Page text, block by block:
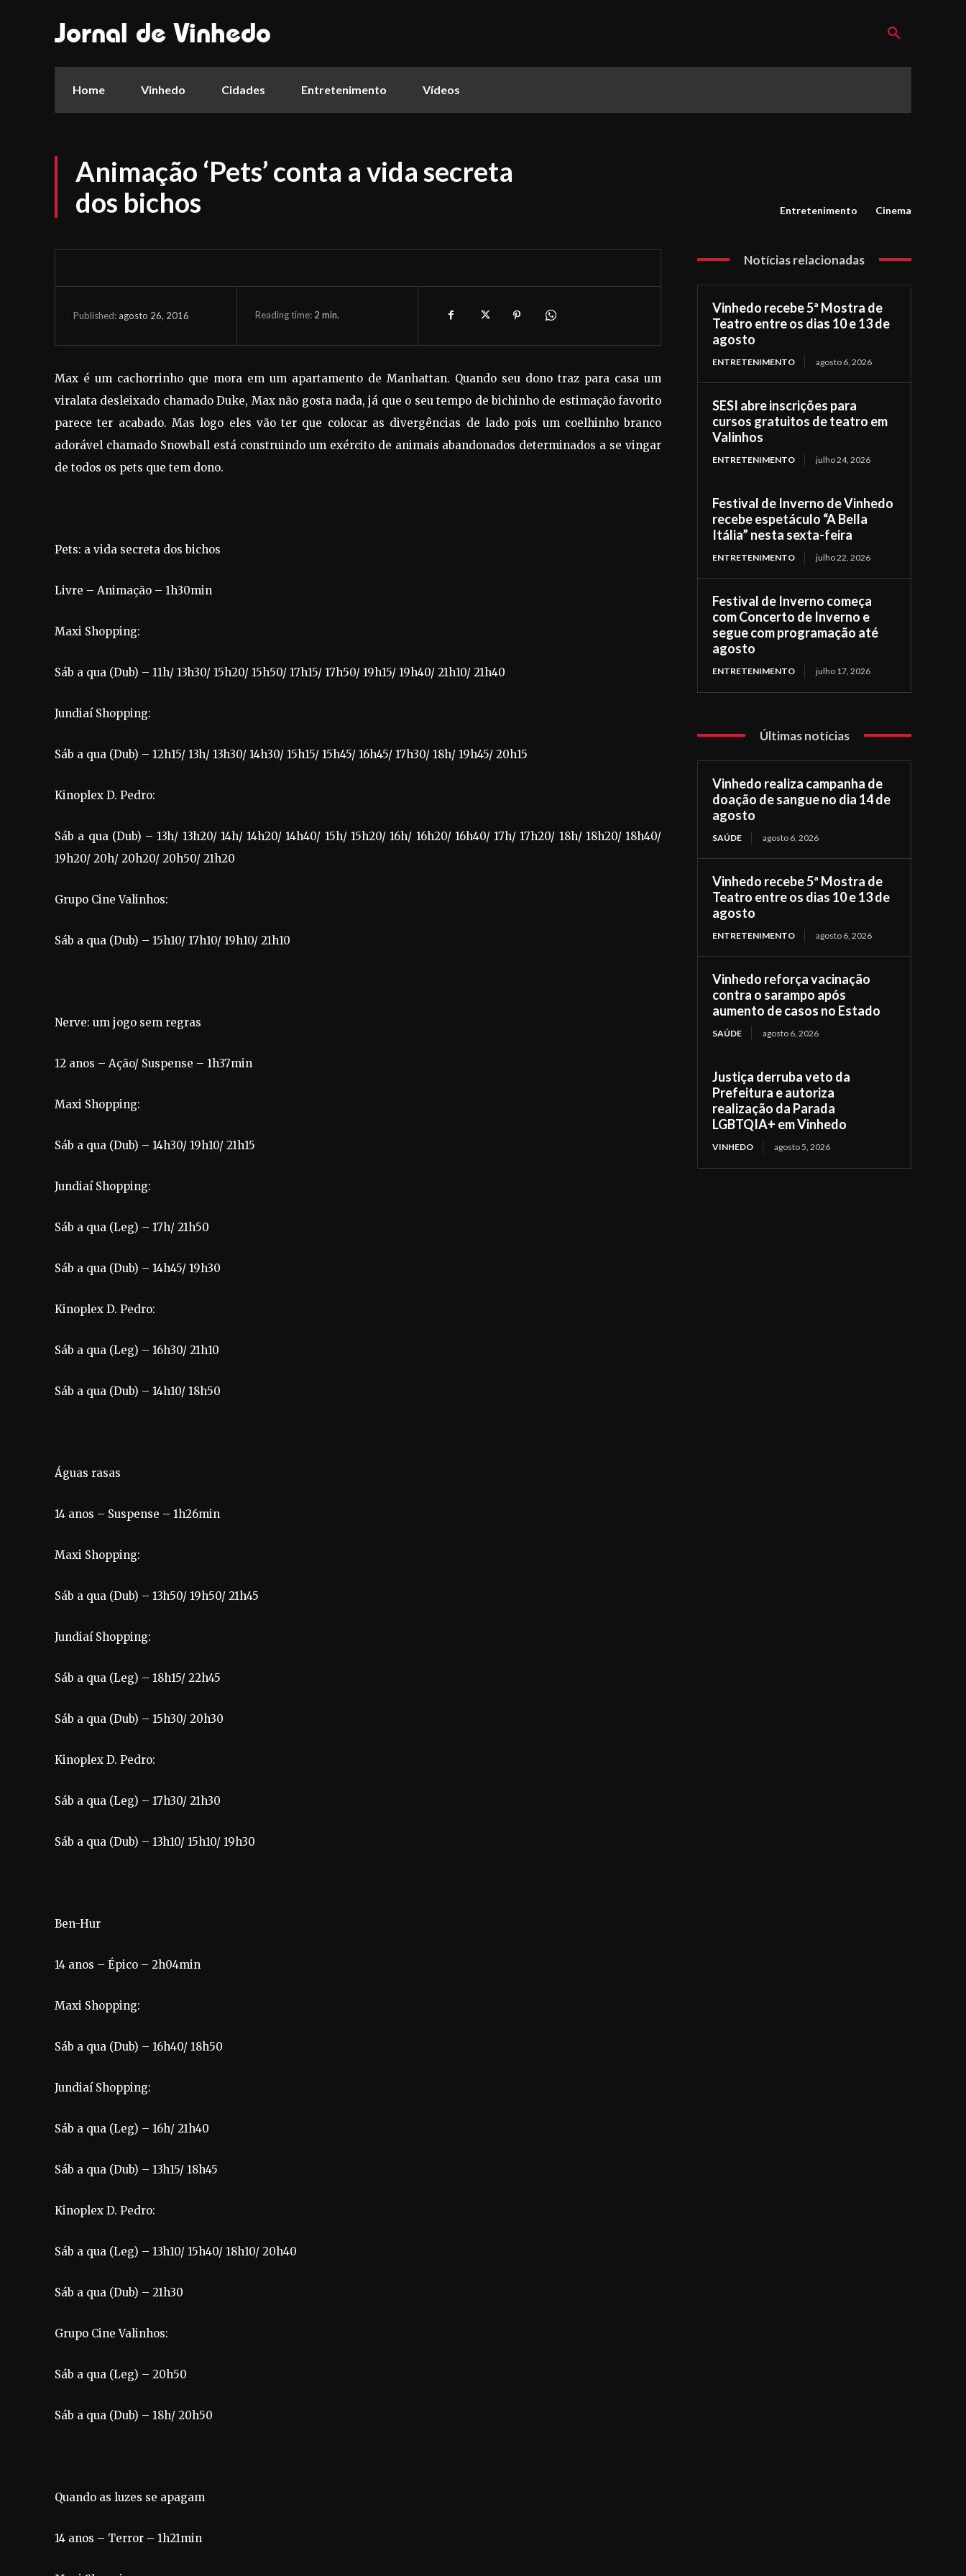
Jornal de Vinhedo
Home Vinhedo Cidades Entretenimento Vídeos
Animação ‘Pets’ conta a vida secreta
dos bichos
Entretenimento Cinema
Published: agosto 26, 2016 Reading time: 2 min.
Max é um cachorrinho que mora em um apartamento de Manhattan. Quando seu dono traz para casa um
viralata desleixado chamado Duke, Max não gosta nada, já que o seu tempo de bichinho de estimação favorito
parece ter acabado. Mas logo eles vão ter que colocar as divergências de lado pois um coelhinho branco
adorável chamado Snowball está construindo um exército de animais abandonados determinados a se vingar
de todos os pets que tem dono.
Pets: a vida secreta dos bichos
Livre – Animação – 1h30min
Maxi Shopping:
Sáb a qua (Dub) – 11h/ 13h30/ 15h20/ 15h50/ 17h15/ 17h50/ 19h15/ 19h40/ 21h10/ 21h40
Jundiaí Shopping:
Sáb a qua (Dub) – 12h15/ 13h/ 13h30/ 14h30/ 15h15/ 15h45/ 16h45/ 17h30/ 18h/ 19h45/ 20h15
Kinoplex D. Pedro:
Sáb a qua (Dub) – 13h/ 13h20/ 14h/ 14h20/ 14h40/ 15h/ 15h20/ 16h/ 16h20/ 16h40/ 17h/ 17h20/ 18h/ 18h20/ 18h40/
19h20/ 20h/ 20h20/ 20h50/ 21h20
Grupo Cine Valinhos:
Sáb a qua (Dub) – 15h10/ 17h10/ 19h10/ 21h10
Nerve: um jogo sem regras
12 anos – Ação/ Suspense – 1h37min
Maxi Shopping:
Sáb a qua (Dub) – 14h30/ 19h10/ 21h15
Jundiaí Shopping:
Sáb a qua (Leg) – 17h/ 21h50
Sáb a qua (Dub) – 14h45/ 19h30
Kinoplex D. Pedro:
Sáb a qua (Leg) – 16h30/ 21h10
Sáb a qua (Dub) – 14h10/ 18h50
Águas rasas
14 anos – Suspense – 1h26min
Maxi Shopping:
Sáb a qua (Dub) – 13h50/ 19h50/ 21h45
Jundiaí Shopping:
Sáb a qua (Leg) – 18h15/ 22h45
Sáb a qua (Dub) – 15h30/ 20h30
Kinoplex D. Pedro:
Sáb a qua (Leg) – 17h30/ 21h30
Sáb a qua (Dub) – 13h10/ 15h10/ 19h30
Ben-Hur
14 anos – Épico – 2h04min
Maxi Shopping:
Sáb a qua (Dub) – 16h40/ 18h50
Jundiaí Shopping:
Sáb a qua (Leg) – 16h/ 21h40
Sáb a qua (Dub) – 13h15/ 18h45
Kinoplex D. Pedro:
Sáb a qua (Leg) – 13h10/ 15h40/ 18h10/ 20h40
Sáb a qua (Dub) – 21h30
Grupo Cine Valinhos:
Sáb a qua (Leg) – 20h50
Sáb a qua (Dub) – 18h/ 20h50
Quando as luzes se apagam
14 anos – Terror – 1h21min
Notícias relacionadas
Vinhedo recebe 5ª Mostra de
Teatro entre os dias 10 e 13 de
agosto
ENTRETENIMENTO agosto 6, 2026
SESI abre inscrições para
cursos gratuitos de teatro em
Valinhos
ENTRETENIMENTO julho 24, 2026
Festival de Inverno de Vinhedo
recebe espetáculo “A Bella
Itália” nesta sexta-feira
ENTRETENIMENTO julho 22, 2026
Festival de Inverno começa
com Concerto de Inverno e
segue com programação até
agosto
ENTRETENIMENTO julho 17, 2026
Últimas notícias
Vinhedo realiza campanha de
doação de sangue no dia 14 de
agosto
SAÚDE agosto 6, 2026
Vinhedo recebe 5ª Mostra de
Teatro entre os dias 10 e 13 de
agosto
ENTRETENIMENTO agosto 6, 2026
Vinhedo reforça vacinação
contra o sarampo após
aumento de casos no Estado
SAÚDE agosto 6, 2026
Justiça derruba veto da
Prefeitura e autoriza
realização da Parada
LGBTQIA+ em Vinhedo
VINHEDO agosto 5, 2026